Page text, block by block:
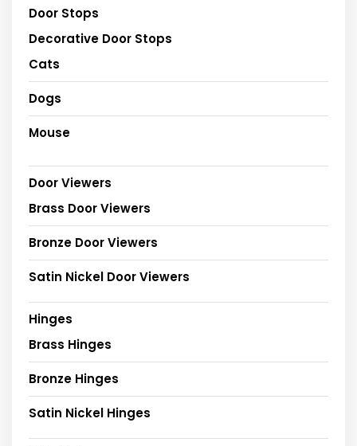
Door Stops
Decorative Door Stops
Cats
Dogs
Mouse
Door Viewers
Brass Door Viewers
Bronze Door Viewers
Satin Nickel Door Viewers
Hinges
Brass Hinges
Bronze Hinges
Satin Nickel Hinges